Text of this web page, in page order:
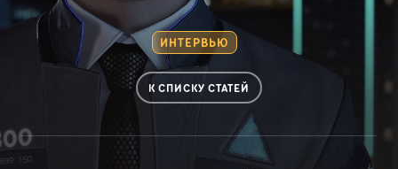
ИНТЕРВЬЮ
К СПИСКУ СТАТЕЙ